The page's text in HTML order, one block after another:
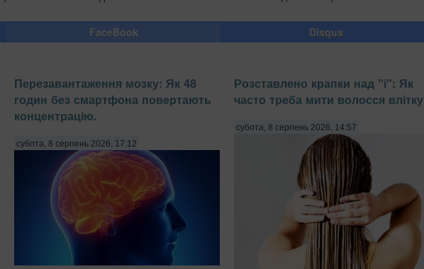
FaceBook Disqus
Перезавантаження мозку: Як 48
годин без смартфона повертають
концентрацію.
субота, 8 серпень 2026, 17:12
Розставлено крапки над "і": Як
часто треба мити волосся влітку
субота, 8 серпень 2026, 14:57